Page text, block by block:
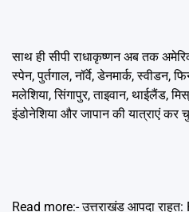
साथ ही सीपी राधाकृष्णन अब तक
स्पेन, पुर्तगाल, नॉर्वे, डेनमार्क, स्वीडन,
मलेशिया, सिंगापुर, ताइवान, थाईलैंड,
इंडोनेशिया और जापान की यात्राएं कर
Read more:-उत्तराखंड आपदा राहत: